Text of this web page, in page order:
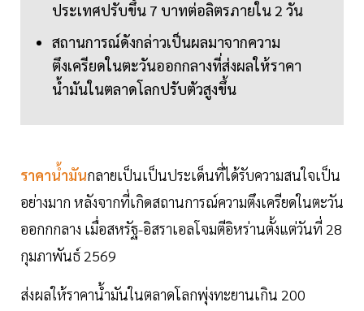
ประเทศปรับขึ้น 7 บาทต่อลิตรภายใน 2 วัน
สถานการณ์ดังกล่าวเป็นผลมาจากความ
ตึงเครียดในตะวันออกกลางที่ส่งผลให้ราคา
น้ำมันในตลาดโลกปรับตัวสูงขึ้น
ราคาน้ำมันกลายเป็นเป็นประเด็นที่ได้รับความสนใจเป็น
อย่างมาก หลังจากที่เกิดสถานการณ์ความตึงเครียดในตะวัน
ออกกกลาง เมื่อสหรัฐ-อิสราเอลโจมตีอิหร่านตั้งแต่วันที่ 28
กุมภาพันธ์ 2569
ส่งผลให้ราคาน้ำมันในตลาดโลกพุ่งทะยานเกิน 200